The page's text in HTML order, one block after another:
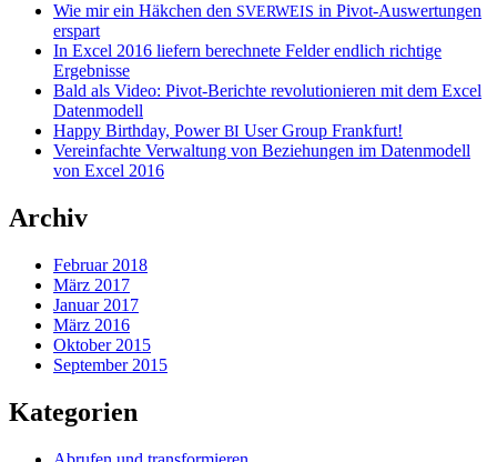
Wie mir ein Häkchen den SVERWEIS in Pivot-Auswertungen
erspart
In Excel 2016 liefern berechnete Felder endlich richtige
Ergebnisse
Bald als Video: Pivot-Berichte revolutionieren mit dem Excel
Datenmodell
Happy Birthday, PowerBI User Group Frankfurt!
Vereinfachte Verwaltung von Beziehungen im Datenmodell
von Excel 2016
Archiv
Februar 2018
März 2017
Januar 2017
März 2016
Oktober 2015
September 2015
Kategorien